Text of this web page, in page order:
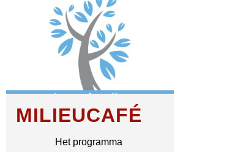
MILIEUCAFÉ
Het programma